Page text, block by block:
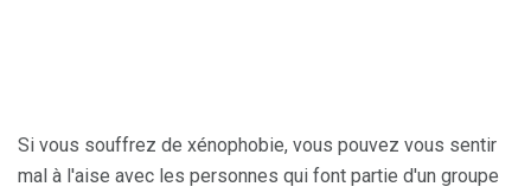
Si vous souffrez de xénophobie, vous pouvez vous sentir
mal à l'aise avec les personnes qui font partie d'un groupe